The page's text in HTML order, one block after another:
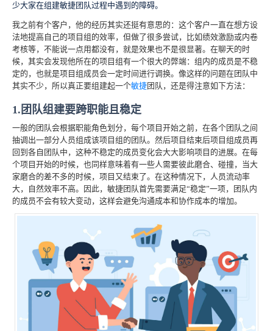
少大家在组建敏捷团队过程中遇到的障碍。
我之前有个客户，他的经历其实还挺有意思的：这个客户一直在想方设
法地提高自己的项目组的效率，但做了很多尝试，比如绩效激励或内卷
考核等，不能说一点用都没有，就是效果也不是很显著。在聊天的时
候，其实会发现他所在的项目组有一个很大的弊端：组内的成员是不稳
定的，也就是项目组成员会一定时间进行调换。像这样的问题在团队中
其实不少，所以真正要组建起一个敏捷团队，还是得注意如下方法：
1.团队组建要跨职能且稳定
一般的团队会根据职能角色划分，每个项目开始之前，在各个团队之间
抽调出一部分人员组成该项目组的团队。然后项目结束后项目组成员再
回到各自团队中，这种不稳定的成员变化会大大影响项目的进展。在每
个项目开始的时候，也同样意味着有一些人需要彼此磨合、碰撞，当大
家磨合的差不多的时候，项目又结束了。在这种情况下，人员流动率
大，自然效率不高。因此，敏捷团队首先需要满足“稳定”一项，团队内
的成员不会有较大变动，这样会避免沟通成本和协作成本的增加。